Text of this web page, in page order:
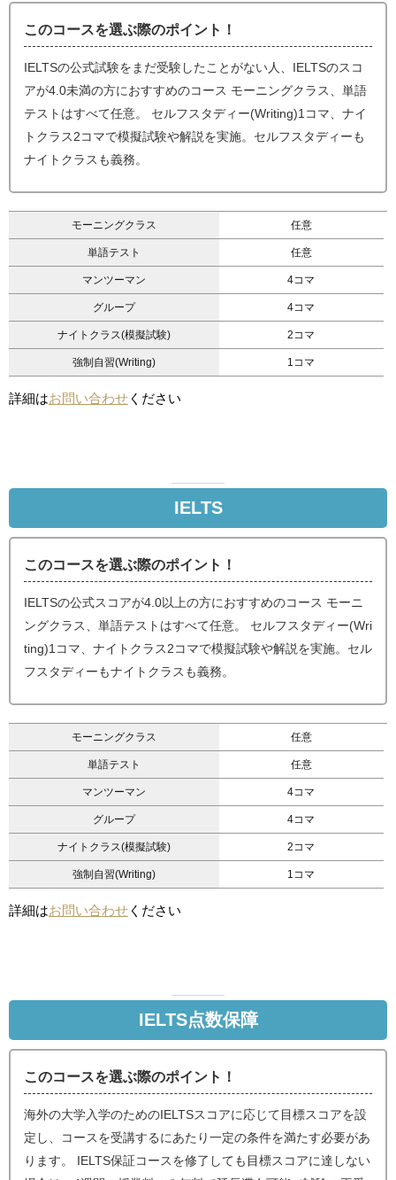
このコースを選ぶ際のポイント！
IELTSの公式試験をまだ受験したことがない人、IELTSのスコ
アが4.0未満の方におすすめのコース モーニングクラス、単語
テストはすべて任意。 セルフスタディー(Writing)1コマ、ナイ
トクラス2コマで模擬試験や解説を実施。セルフスタディーも
ナイトクラスも義務。
モーニングクラス 任意
単語テスト 任意
マンツーマン 4コマ
グループ 4コマ
ナイトクラス(模擬試験) 2コマ
強制自習(Writing) 1コマ
詳細はお問い合わせ ください
IELTS
このコースを選ぶ際のポイント！
IELTSの公式スコアが4.0以上の方におすすめのコース モーニ
ングクラス、単語テストはすべて任意。 セルフスタディー(Wri
ting)1コマ、ナイトクラス2コマで模擬試験や解説を実施。セル
フスタディーもナイトクラスも義務。
モーニングクラス 任意
単語テスト 任意
マンツーマン 4コマ
グループ 4コマ
ナイトクラス(模擬試験) 2コマ
強制自習(Writing) 1コマ
詳細はお問い合わせ ください
IELTS点数保障
このコースを選ぶ際のポイント！
海外の大学入学のためのIELTSスコアに応じて目標スコアを設
定し、コースを受講するにあたり一定の条件を満たす必要があ
ります。 IELTS保証コースを修了しても目標スコアに達しない